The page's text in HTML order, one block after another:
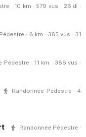
· 10 km · 579 vus · 26 dl ·
· 8 km · 385 vus · 31
Pédestre · 11 km · 386 vus ·
Randonnée Pédestre · 4
Randonnée Pédestre ·